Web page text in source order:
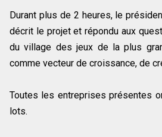
Durant plus de 2 heures, le
décrit le projet et répondu aux
du village des jeux de la plus
comme vecteur de croissance, de
Toutes les entreprises présentes
lots.